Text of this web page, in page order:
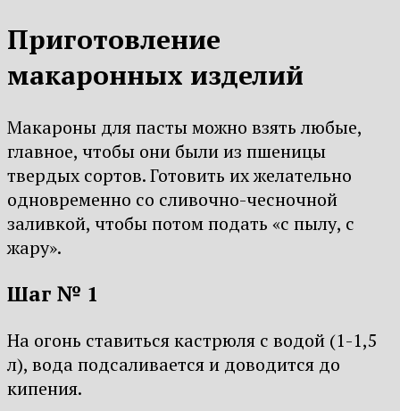
Приготовление
макаронных изделий
Макароны для пасты можно взять любые,
главное, чтобы они были из пшеницы
твердых сортов. Готовить их желательно
одновременно со сливочно-чесночной
заливкой, чтобы потом подать «с пылу, с
жару».
Шаг № 1
На огонь ставиться кастрюля с водой (1-1,5
л), вода подсаливается и доводится до
кипения.